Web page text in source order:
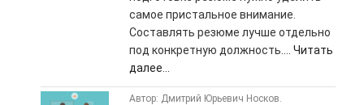
самое пристальное внимание.
Составлять резюме лучше отдельно
под конкретную должность.... Читать
далее...
Автор: Дмитрий Юрьевич Носков.